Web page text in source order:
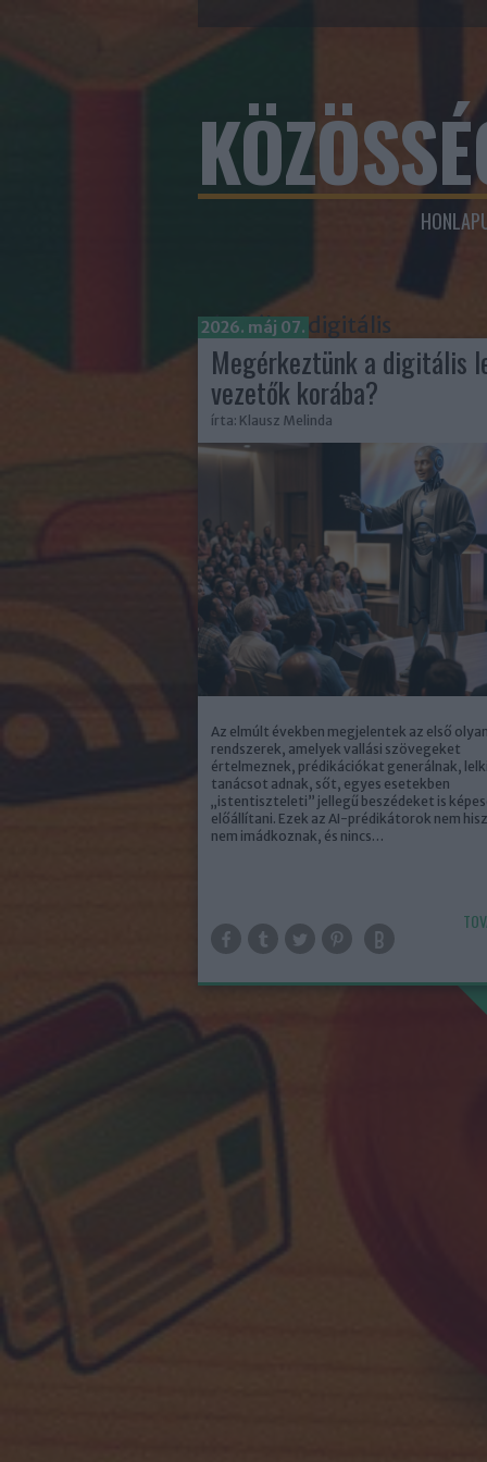
Címkék»digitális
2026. máj 07.
Megérkeztünk a digitális
vezetők korába?
írta: Klausz Melinda
Az elmúlt években megjelentek az első olyan
rendszerek, amelyek vallási szövegeket
értelmeznek, prédikációkat generálnak, lelki
tanácsot adnak, sőt, egyes esetekben
„istentiszteleti” jellegű beszédeket is
előállítani. Ezek az AI-prédikátorok nem
nem imádkoznak, és nincs…